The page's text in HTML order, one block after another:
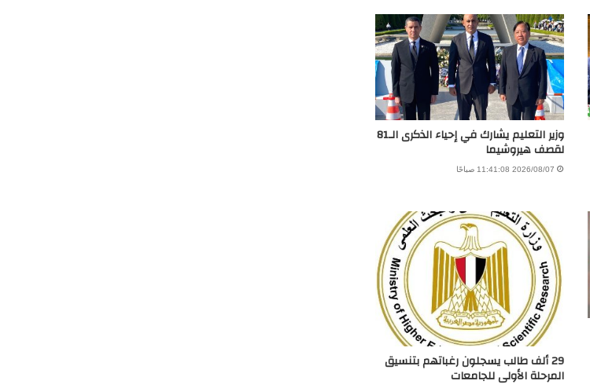
وزير التعليم يشارك في إحياء الذكرى الـ81
لقصف هيروشيما
2026/08/07 11:41:08 صباحًا
29 ألف طالب يسجلون رغباتهم بتنسيق
المرحلة الأولى للجامعات